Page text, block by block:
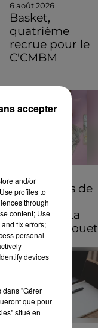
6 août 2026
Basket,
quatrième
recrue pour le
C'CMBM
6 août 2026
C'est à vous de
jouer pour
découvrir La
Bazoche-Gouet
and/or
profiles to
through
content; Use
fix errors;
personal
devices
dans "Gérer
que pour
situé en
accepter